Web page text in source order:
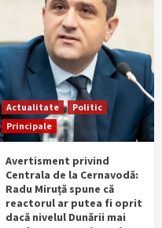
Actualitate
Politic
Principale
Avertisment privind
Centrala de la Cernavodă:
Radu Miruță spune că
reactorul ar putea fi oprit
dacă nivelul Dunării mai